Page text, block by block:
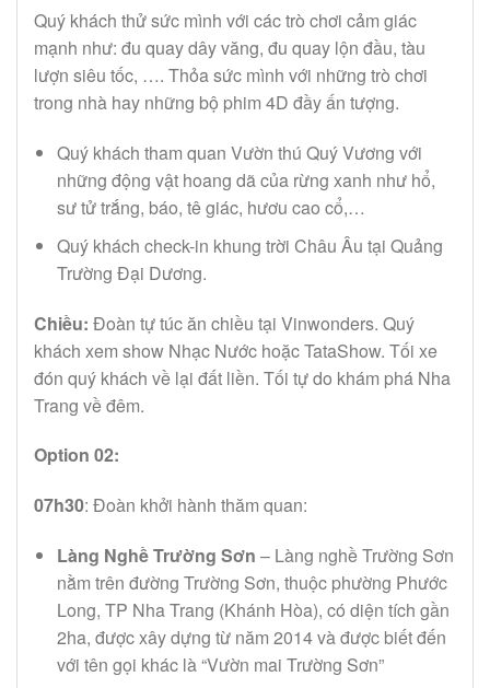
Quý khách thử sức mình với các trò chơi cảm giác
mạnh như: đu quay dây văng, đu quay lộn đầu, tàu
lượn siêu tốc, …. Thỏa sức mình với những trò chơi
trong nhà hay những bộ phim 4D đầy ấn tượng.
Quý khách tham quan Vườn thú Quý Vương với
những động vật hoang dã của rừng xanh như hổ,
sư tử trắng, báo, tê giác, hươu cao cổ,…
Quý khách check-in khung trời Châu Âu tại Quảng
Trường Đại Dương.
Chiều: Đoàn tự túc ăn chiều tại Vinwonders. Quý
khách xem show Nhạc Nước hoặc TataShow. Tối xe
đón quý khách về lại đất liền. Tối tự do khám phá Nha
Trang về đêm.
Option 02:
07h30: Đoàn khởi hành thăm quan:
Làng Nghề Trường Sơn – Làng nghề Trường Sơn
nằm trên đường Trường Sơn, thuộc phường Phước
Long, TP Nha Trang (Khánh Hòa), có diện tích gần
2ha, được xây dựng từ năm 2014 và được biết đến
với tên gọi khác là “Vườn mai Trường Sơn”